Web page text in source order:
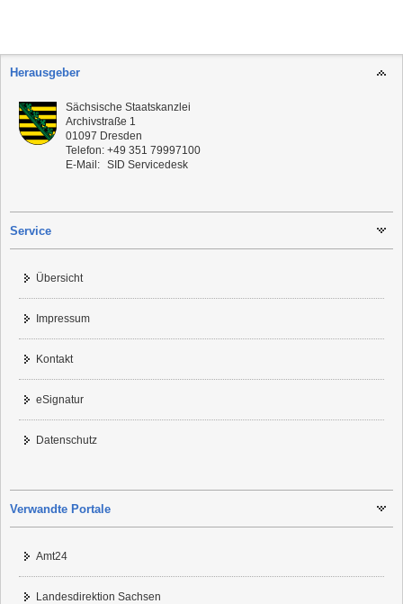
Herausgeber
Sächsische Staatskanzlei
Archivstraße 1
01097 Dresden
Telefon: +49 351 79997100
E-Mail: SID Servicedesk
Service
Übersicht
Impressum
Kontakt
eSignatur
Datenschutz
Verwandte Portale
Amt24
Landesdirektion Sachsen